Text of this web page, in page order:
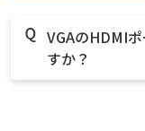
VGAのHDMI
すか？